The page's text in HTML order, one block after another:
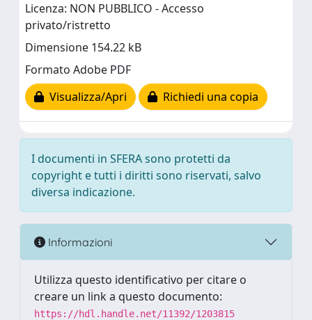
Licenza: NON PUBBLICO - Accesso
privato/ristretto
Dimensione 154.22 kB
Formato Adobe PDF
Visualizza/Apri
Richiedi una copia
I documenti in SFERA sono protetti da
copyright e tutti i diritti sono riservati, salvo
diversa indicazione.
Informazioni
Utilizza questo identificativo per citare o
creare un link a questo documento:
https://hdl.handle.net/11392/1203815